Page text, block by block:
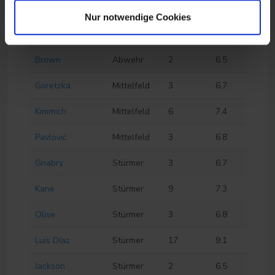
Nur notwendige Cookies
Boey Abwehr 2 6.5
Brown Abwehr 2 6.5
Goretzka Mittelfeld 3 6.7
Kimmich Mittelfeld 6 7.4
Pavlović Mittelfeld 3 6.8
Gnabry Stürmer 3 6.7
Kane Stürmer 9 7.3
Olise Stürmer 3 6.8
Luis Díaz Stürmer 17 9.1
Jackson Stürmer 2 6.5